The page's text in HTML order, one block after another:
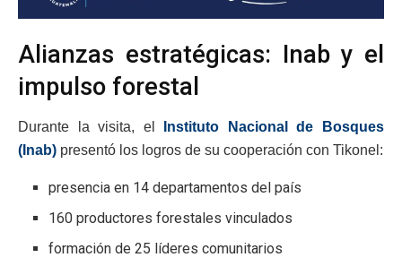
Alianzas estratégicas: Inab y el
impulso forestal
Durante la visita, el
Instituto Nacional de Bosques
(Inab) presentó los logros de su cooperación con Tikonel:
presencia en 14 departamentos del país
160 productores forestales vinculados
formación de 25 líderes comunitarios